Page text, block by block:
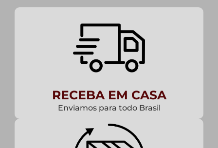
RECEBA EM CASA
Enviamos para todo Brasil